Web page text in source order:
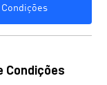
Condições